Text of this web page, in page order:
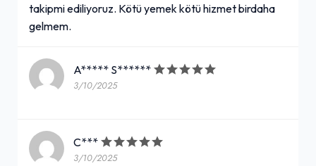
takipmi ediliyoruz. Kötü yemek kötü hizmet birdaha
gelmem.
A***** S******
3/10/2025
C***
3/10/2025